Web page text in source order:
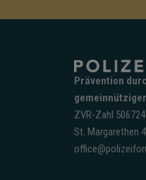
Prävention
ZVR-Zahl
St. Margarethen